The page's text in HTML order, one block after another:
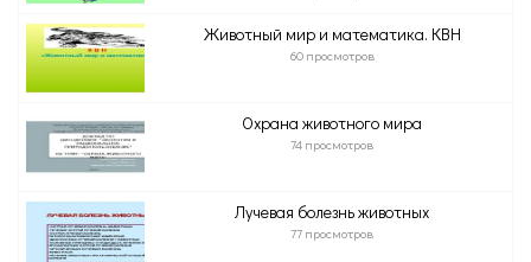
Животный мир и математика. КВН
60 просмотров
Охрана животного мира
74 просмотров
Лучевая болезнь животных
77 просмотров